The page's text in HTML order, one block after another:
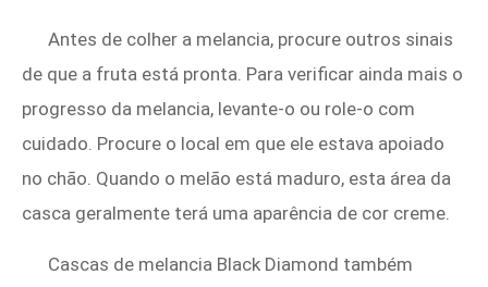
Antes de colher a melancia, procure outros sinais
de que a fruta está pronta. Para verificar ainda mais o
progresso da melancia, levante-o ou role-o com
cuidado. Procure o local em que ele estava apoiado
no chão. Quando o melão está maduro, esta área da
casca geralmente terá uma aparência de cor creme.
Cascas de melancia Black Diamond também